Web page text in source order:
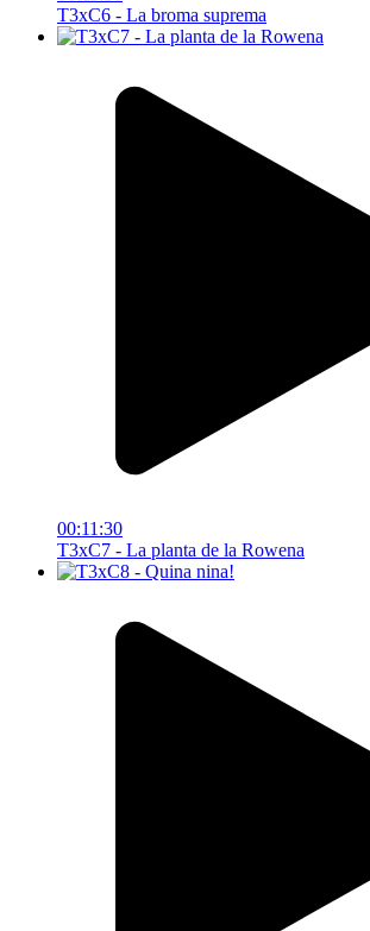
T3xC6 - La broma suprema
00:11:30
T3xC7 - La planta de la Rowena